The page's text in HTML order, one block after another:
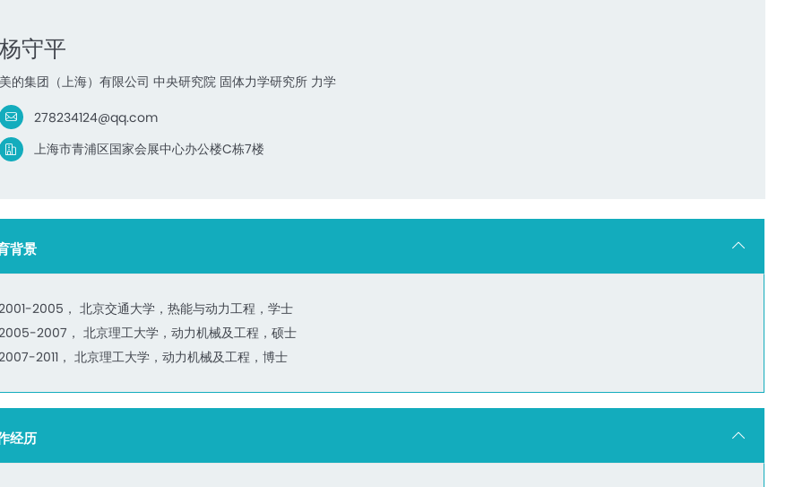
守平
的集团（上海）有限公司 中央研究院 固体力学研究所 力学
278234124@qq.com
上海市青浦区国家会展中心办公楼C栋7楼
背景
2005， 北京交通大学，热能与动力工程，学士
2007， 北京理工大学，动力机械及工程，硕士
2011， 北京理工大学，动力机械及工程，博士
经历